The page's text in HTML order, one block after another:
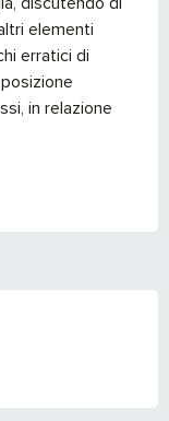
elementi
erratici di
in relazione